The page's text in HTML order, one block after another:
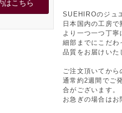
SUEHIROのジュ
日本国内の工房
より一つ一つ丁寧
細部までにこだわ
品質をお届けいた
ご注文頂いてから
通常約2週間でご
合がございます。
お急ぎの場合はお